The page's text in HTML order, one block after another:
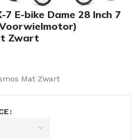
7 E-bike Dame 28 Inch 7
Zwart
Mat Zwart